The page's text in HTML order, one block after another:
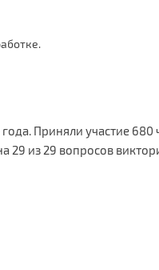
Приняли участие 680
29 из 29 вопросов